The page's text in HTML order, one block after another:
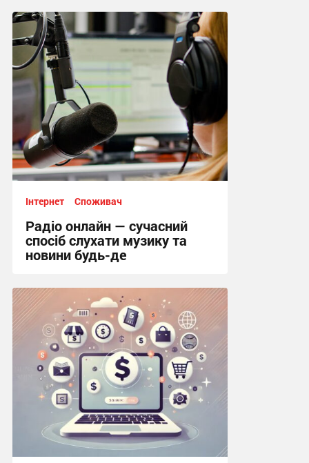
Інтернет Споживач
Радіо онлайн — сучасний
спосіб слухати музику та
новини будь-де
14:20, 20.06.2026